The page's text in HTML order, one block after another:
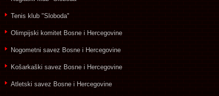
Tenis klub "Sloboda"
Olimpijski komitet Bosne i Hercegovine
Nogometni savez Bosne i Hercegovine
Košarkaški savez Bosne i Hercegovine
Atletski savez Bosne i Hercegovine